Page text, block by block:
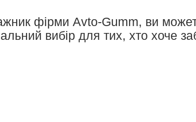
фірми Avto-Gumm, ви
вибір для тих, хто хоче